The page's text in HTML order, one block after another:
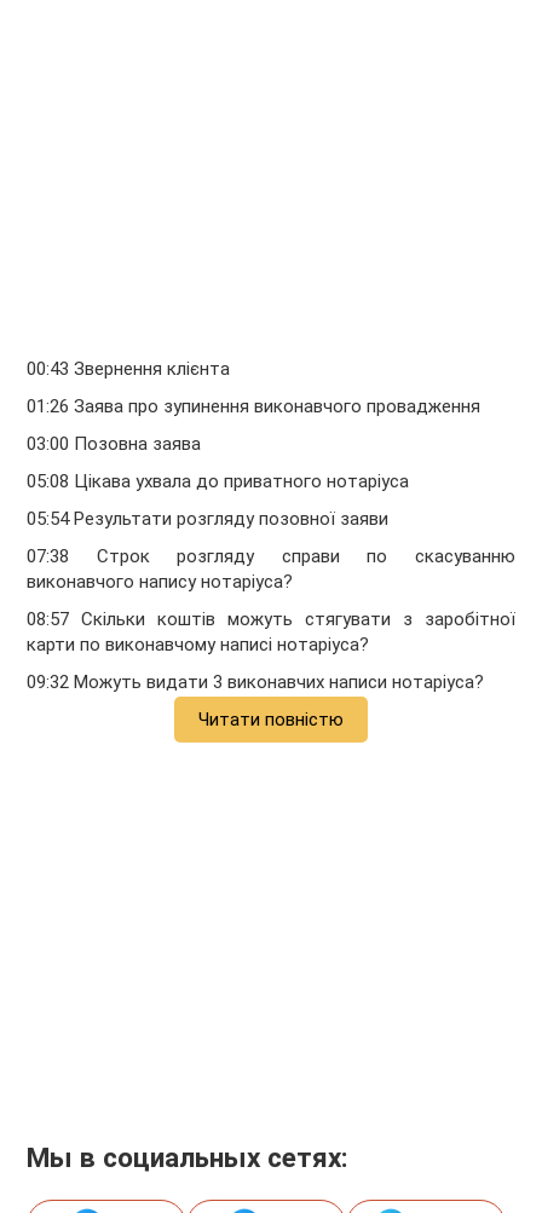
00:43 Звернення клієнта
01:26 Заява про зупинення виконавчого провадження
03:00 Позовна заява
05:08 Цікава ухвала до приватного нотаріуса
05:54 Результати розгляду позовної заяви
07:38 Строк розгляду справи по скасуванню
виконавчого напису нотаріуса?
08:57 Скільки коштів можуть стягувати з заробітної
карти по виконавчому написі нотаріуса?
09:32 Можуть видати 3 виконавчих написи нотаріуса?
Читати повністю
Мы в социальных сетях: